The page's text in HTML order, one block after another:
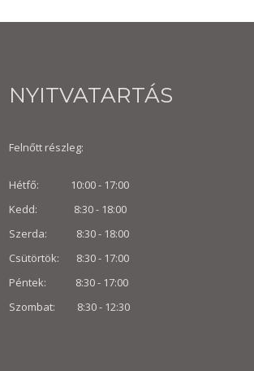
NYITVATARTÁS
Felnőtt részleg:
Hétfő: 10:00 - 17:00
Kedd: 8:30 - 18:00
Szerda: 8:30 - 18:00
Csütörtök: 8:30 - 17:00
Péntek: 8:30 - 17:00
Szombat: 8:30 - 12:30